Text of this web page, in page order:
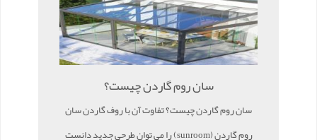
سان روم گاردن چیست؟
سان روم گاردن چیست؟ تفاوت آن با روف گاردن سان
روم گاردن (sunroom) را می توان طرحی جدید دانست